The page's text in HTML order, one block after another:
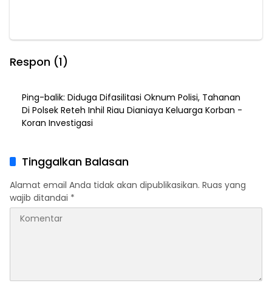
Respon (1)
Ping-balik: Diduga Difasilitasi Oknum Polisi, Tahanan
Di Polsek Reteh Inhil Riau Dianiaya Keluarga Korban -
Koran Investigasi
Tinggalkan Balasan
Alamat email Anda tidak akan dipublikasikan. Ruas yang
wajib ditandai *